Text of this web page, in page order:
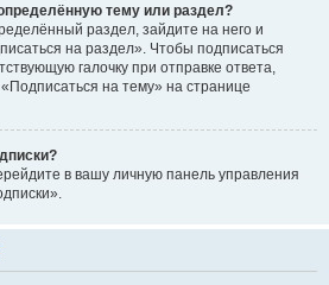
тему или раздел?
раздел, зайдите на него и
на раздел». Чтобы подписаться
галочку при отправке ответа,
на тему» на странице
в вашу личную панель управления